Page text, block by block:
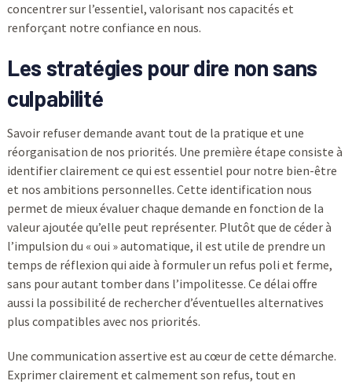
concentrer sur l’essentiel, valorisant nos capacités et
renforçant notre confiance en nous.
Les stratégies pour dire non sans
culpabilité
Savoir refuser demande avant tout de la pratique et une
réorganisation de nos priorités. Une première étape consiste à
identifier clairement ce qui est essentiel pour notre bien-être
et nos ambitions personnelles. Cette identification nous
permet de mieux évaluer chaque demande en fonction de la
valeur ajoutée qu’elle peut représenter. Plutôt que de céder à
l’impulsion du « oui » automatique, il est utile de prendre un
temps de réflexion qui aide à formuler un refus poli et ferme,
sans pour autant tomber dans l’impolitesse. Ce délai offre
aussi la possibilité de rechercher d’éventuelles alternatives
plus compatibles avec nos priorités.
Une communication assertive est au cœur de cette démarche.
Exprimer clairement et calmement son refus, tout en